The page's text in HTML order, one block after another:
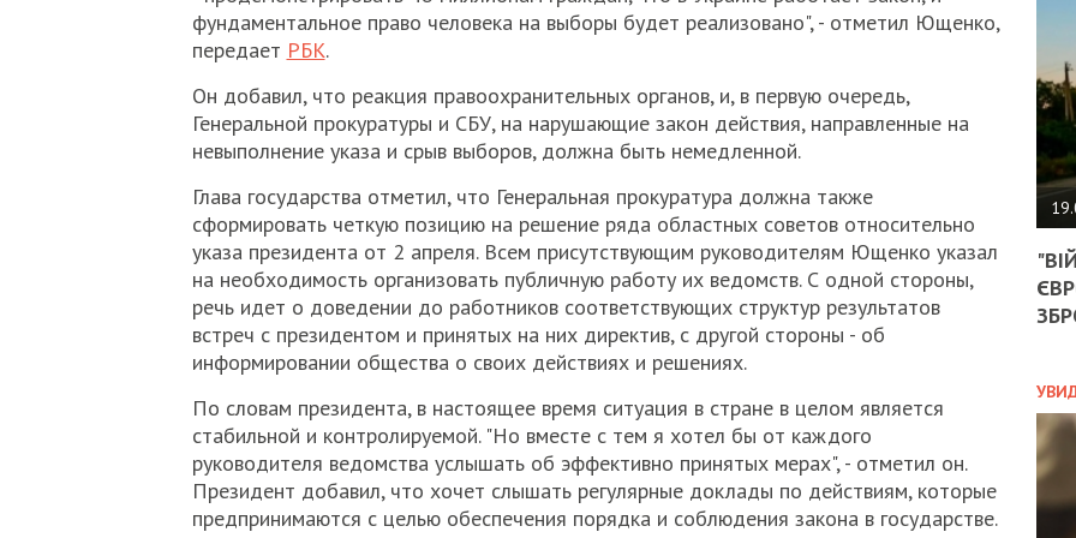
фундаментальное право человека на выборы будет реализовано", - отметил Ющенко,
передает РБК.
Он добавил, что реакция правоохранительных органов, и, в первую очередь,
Генеральной прокуратуры и СБУ, на нарушающие закон действия, направленные на
невыполнение указа и срыв выборов, должна быть немедленной.
Глава государства отметил, что Генеральная прокуратура должна также
сформировать четкую позицию на решение ряда областных советов относительно
указа президента от 2 апреля. Всем присутствующим руководителям Ющенко указал
на необходимость организовать публичную работу их ведомств. С одной стороны,
речь идет о доведении до работников соответствующих структур результатов
встреч с президентом и принятых на них директив, с другой стороны - об
информировании общества о своих действиях и решениях.
По словам президента, в настоящее время ситуация в стране в целом является
стабильной и контролируемой. "Но вместе с тем я хотел бы от каждого
руководителя ведомства услышать об эффективно принятых мерах", - отметил он.
Президент добавил, что хочет слышать регулярные доклады по действиям, которые
предпринимаются с целью обеспечения порядка и соблюдения закона в государстве.
НА